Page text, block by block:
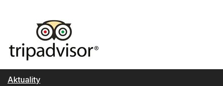
Aktuality